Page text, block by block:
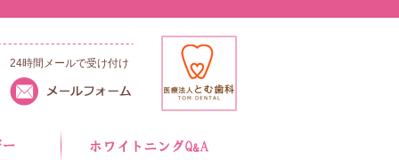
24時間メールで受け付け